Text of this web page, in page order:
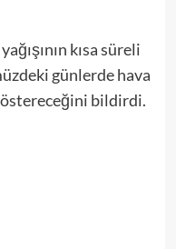
kısa süreli
günlerde hava
bildirdi.